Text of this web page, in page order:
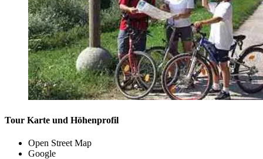
Tour Karte und Höhenprofil
Open Street Map
Google